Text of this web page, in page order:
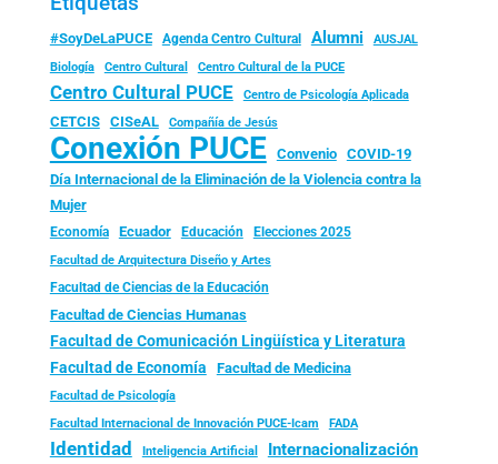
#SoyDeLaPUCE Agenda Centro Cultural Alumni
AUSJAL
Biología
Centro Cultural Centro Cultural de la PUCE
Centro Cultural PUCE Centro de Psicología Aplicada
CETCIS CISeAL Compañía de Jesús
Conexión PUCE Convenio
COVID-19
Día Internacional de la Eliminación de la Violencia contra la
Mujer
Economía Ecuador Educación Elecciones 2025
Facultad de Arquitectura Diseño y Artes
Facultad de Ciencias de la Educación
Facultad de Ciencias Humanas
Facultad de Comunicación Lingüística y Literatura
Facultad de Economía Facultad de Medicina
Facultad de Psicología
Facultad Internacional de Innovación PUCE-Icam FADA
Identidad Inteligencia Artificial Internacionalización